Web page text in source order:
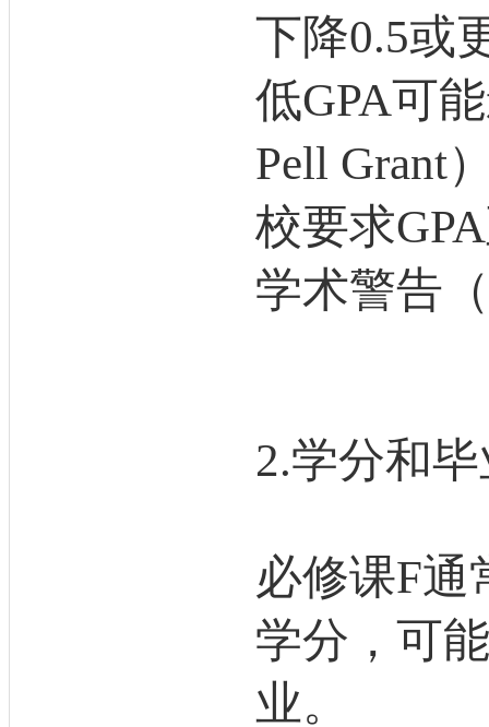
下降0.5或
低GPA可
Pell Grant
校要求
学术警告
2.学分和
必修课F通
学分，可
业。